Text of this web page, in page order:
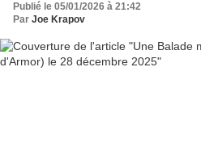
Publié le 05/01/2026 à 21:42
Par Joe Krapov